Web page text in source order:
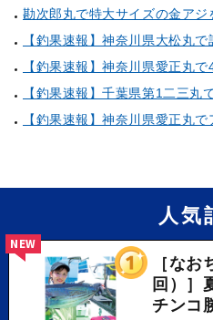
人気
［な
回）］
チンコ
NEW